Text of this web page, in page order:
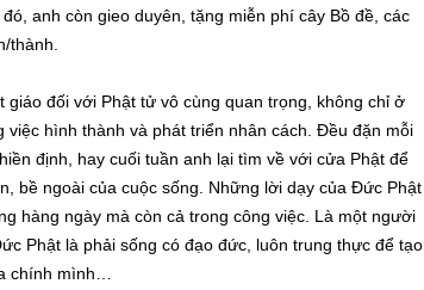
anh còn gieo duyên, tặng miễn phí cây Bồ đề, các
thành.
đối với Phật tử vô cùng quan trọng, không chỉ ở
hình thành và phát triển nhân cách. Đều đặn mỗi
định, hay cuối tuần anh lại tìm về với cửa Phật để
bề ngoài của cuộc sống. Những lời dạy của Đức Phật
hàng ngày mà còn cả trong công việc. Là một người
Phật là phải sống có đạo đức, luôn trung thực để tạo
chính mình…